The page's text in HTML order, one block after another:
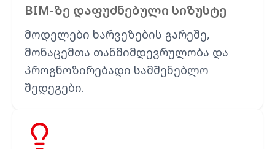
BIM-ზე დაფუძნებული სიზუსტე
მოდელები ხარვეზების გარეშე,
მონაცემთა თანმიმდევრულობა და
პროგნოზირებადი სამშენებლო
შედეგები.